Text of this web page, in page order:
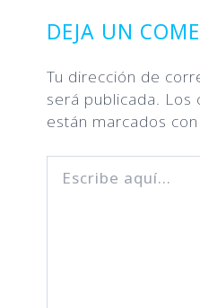
DEJA UN
Tu dirección de
será publicada. Los
están marcados con
aquí...